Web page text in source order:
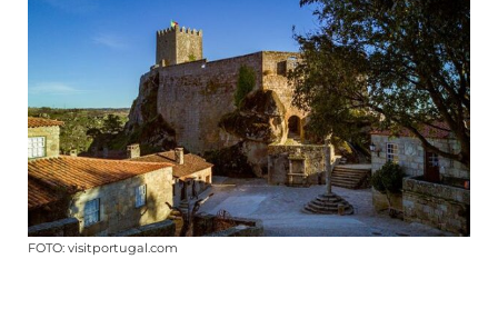
FOTO: visitportugal.com